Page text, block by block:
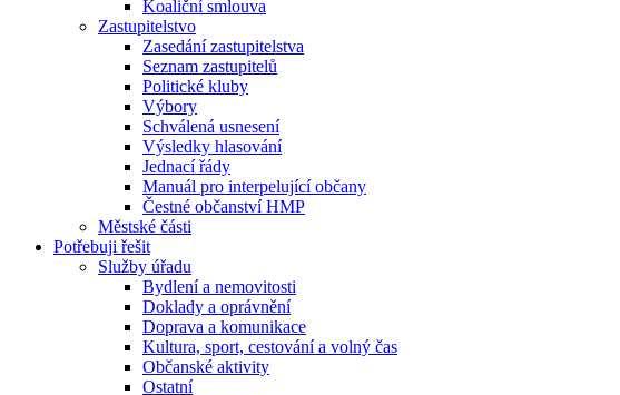
Koaliční smlouva
Zastupitelstvo
Zasedání zastupitelstva
Seznam zastupitelů
Politické kluby
Výbory
Schválená usnesení
Výsledky hlasování
Jednací řády
Manuál pro interpelující občany
Čestné občanství HMP
Městské části
Potřebuji řešit
Služby úřadu
Bydlení a nemovitosti
Doklady a oprávnění
Doprava a komunikace
Kultura, sport, cestování a volný čas
Občanské aktivity
Ostatní